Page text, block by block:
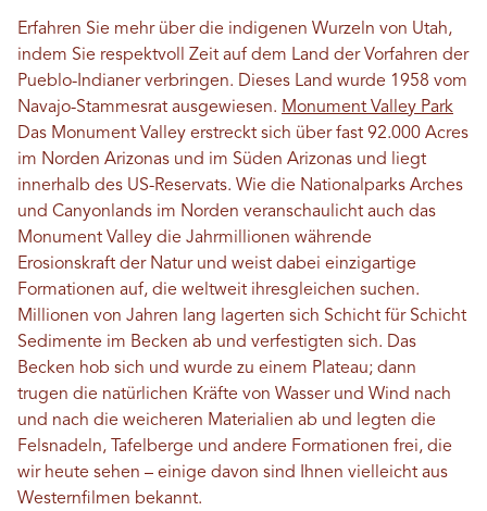
Erfahren Sie mehr über die indigenen Wurzeln von Utah,
indem Sie respektvoll Zeit auf dem Land der Vorfahren der
Pueblo-Indianer verbringen. Dieses Land wurde 1958 vom
Navajo-Stammesrat ausgewiesen. Monument Valley Park
Das Monument Valley erstreckt sich über fast 92.000 Acres
im Norden Arizonas und im Süden Arizonas und liegt
innerhalb des US-Reservats. Wie die Nationalparks Arches
und Canyonlands im Norden veranschaulicht auch das
Monument Valley die Jahrmillionen währende
Erosionskraft der Natur und weist dabei einzigartige
Formationen auf, die weltweit ihresgleichen suchen.
Millionen von Jahren lang lagerten sich Schicht für Schicht
Sedimente im Becken ab und verfestigten sich. Das
Becken hob sich und wurde zu einem Plateau; dann
trugen die natürlichen Kräfte von Wasser und Wind nach
und nach die weicheren Materialien ab und legten die
Felsnadeln, Tafelberge und andere Formationen frei, die
wir heute sehen – einige davon sind Ihnen vielleicht aus
Westernfilmen bekannt.